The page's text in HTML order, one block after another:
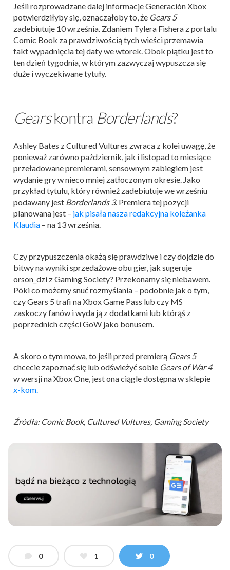
Jeśli rozprowadzane dalej informacje Generación Xbox
potwierdziłyby się, oznaczałoby to, że Gears 5
zadebiutuje 10 września. Zdaniem Tylera Fishera z portalu
Comic Book za prawdziwością tych wieści przemawia
fakt wypadnięcia tej daty we wtorek. Obok piątku jest to
ten dzień tygodnia, w którym zazwyczaj wypuszcza się
duże i wyczekiwane tytuły.
Gearskontra Borderlands?
Ashley Bates z Cultured Vultures zwraca z kolei uwagę, że
ponieważ zarówno październik, jak i listopad to miesiące
przeładowane premierami, sensownym zabiegiem jest
wydanie gry w nieco mniej zatłoczonym okresie. Jako
przykład tytułu, który również zadebiutuje we wrześniu
podawany jest Borderlands 3. Premiera tej pozycji
planowana jest – jak pisała nasza redakcyjna koleżanka
Klaudia – na 13 września.
Czy przypuszczenia okażą się prawdziwe i czy dojdzie do
bitwy na wyniki sprzedażowe obu gier, jak sugeruje
orson_dzi z Gaming Society? Przekonamy się niebawem.
Póki co możemy snuć rozmyślania – podobnie jak o tym,
czy Gears 5 trafi na Xbox Game Pass lub czy MS
zaskoczy fanów i wyda ją z dodatkami lub którąś z
poprzednich części GoW jako bonusem.
A skoro o tym mowa, to jeśli przed premierą Gears 5
chcecie zapoznać się lub odświeżyć sobie Gears of War 4
w wersji na Xbox One, jest ona ciągle dostępna w sklepie
x-kom.
Źródła: Comic Book, Cultured Vultures, Gaming Society
0 1 0